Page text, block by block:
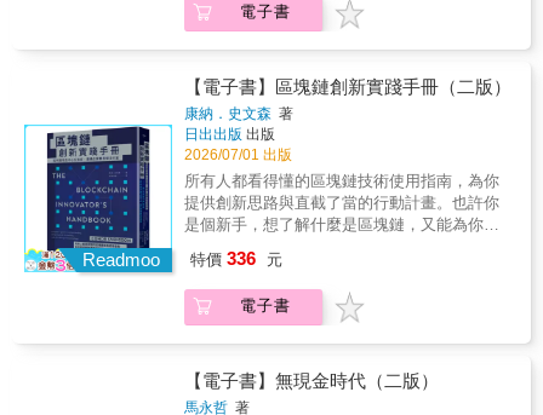
全面改變工作、教育與醫療等關鍵領域。」──
具，更能進一步放大人類潛能。這樣的願景，
與我長期推動教育民主化的理念深有共鳴。本
書也是重要的行動呼籲，邀請教育者、科技工
作者與政策制定者共同擁抱AI，打造真正讓每
個人充分發揮潛能的未來。」──薩曼•可汗
（Sal Khan）｜可汗學院創辦人暨執行長、
《AI賦能新學力》作者「邀請我們打破對AI的
恐懼與停滯，學會將AI視為一種全新的人類能
力語言。在這個未來，不斷迭代與進化，將成
（Sean White）｜Inflection AI執行長「人工智
慧究竟會成為威脅還是機會，取決於我們如何
理解與運用它。霍夫曼指出了一條清晰道路：
如何讓AI成為打造更繁榮未來的重要力量，讓
每一個人都能共享其中的成果。」──亞瑟•布魯
克斯（Arthur C. Brooks）｜哈佛大學教授、
開上市需揭露的訊息，揭開了這個共享辦公室
帝國的繁榮假象。最終，WeWork爆發了美國商
業史上最難堪的公開發行申報……作者里夫斯‧
主管、各層級員工、合作過的地主與投資人、
參與IPO的銀行家與律師，以及紐曼的友人、顧
問乃至競爭對手等等，也清楚爬梳了紐曼與投
資人之間的關係，完整揭開WeWork內部運作的
真相，帶我們見證這場足以警世的商界大案。
（更詳盡介紹可參閱目錄引文）
｜逆境中鍛鍊的領導力為什麼矽谷巨頭執行長
的長期競爭力深入豐田的DNA，看「持續改善
（Kaizen）」如何將永續目標與日常工作無縫
結合。․新加坡｜專業主義的極致實踐解析一個
無資源小島如何憑藉嚴謹的專業管理與人才培
育，打造出世界第一的航空與物流樞紐。․中國
｜陰陽平衡的高速進化剖析中國企業（如比亞
迪、騰訊、小米）如何像「陰陽」般平衡創意
與生產力，在極短學習曲線中改寫產業版圖 。
為什麼你一定要讀這本書？ 無論你是初入職
啟發：1.掌握AI與數據應用：說明如何透過新
技術降低成本、提升交付精準度。2.實踐ESG
與永續經營：將永續發展刻進營運骨子裡，而
不僅僅是發布報告。3.培養人性化領導力：附
錄中特別介紹「人性化創業精神」與「禪式行
面掌握四大驅動力： 逆分工 打破專才相依 ×
SaaL 打造數位大軍 AI買辦 說服演算法 × 具身
AI 重塑物理現實 當AI 開始改寫工作、決策與
交易規則，人類的價值該如何發揮？這不只是
對未來的叩問，更是價值的重新定價。這場洗
牌將從三個方向徹底翻轉我們的認知：  人才
定價的邏輯改寫：從依賴經驗的「晶體智
力」，轉向靈活應變的「流體智力」，成為具
備跨領域連結能力的「梳子型人才」。 商業
模式的典範轉移：戰場從說服人類轉向說服演
算法，誰能贏得 AI 自動下單的先機，誰就能掌
握新市場。 組織結構的徹底重塑：隨著資訊
透明化，管理者的價值將被重新定義，企業轉
向更靈敏、以「一人公司」為核心的變形蟲團
隊。終結萬年分工異化， 從流程螺絲釘，進化
路徑。｜專文推薦｜臺灣科技大學特聘教授 盧
希鵬｜領銜推薦｜富邦集團董事長 蔡明忠｜共
（Hermawan Kartajaya）與策略專家傑克・姆
顛覆「營運只是後勤」的舊觀念，提出以營運
為核心的「全能屋模型」（Omnihouse
Model），將企業帶入以整合力與韌性為關鍵的
競爭新局。這不僅是一本管理書，更是一套面
向2025、2030乃至未來的永續競爭力行動藍
圖。本書核心：全能屋模型與QCDS革命 作者
指出，卓越營運（Operational Excellence）是
連結「創業精神」（創意與動能）與「專業主
義」（執行與執行）的關鍵樞紐。書中進一步
義：․品質 (Quality)：不再只是標準規格，而是
持續進化的「價值影響力」。從Apple到Nike，
品質即是品牌與體驗的整合。․成本 (Cost)：不
化，如Toyota將成本管理轉化為長期價值。․交
付 (Delivery)：從預測導向進化為數據驅動的即
電子書
Readmoo
【電子書】區塊鏈創新實踐手冊（二版）
康納．史文森 著
日出出版 出版
2026/07/01 出版
所有人都看得懂的區塊鏈技術使用指南，為你
提供創新思路與直截了當的行動計畫。也許你
是個新手，想了解什麼是區塊鏈，又能為你的
管，想知道這對既有的業務會造成什麼風險，
或如何利用這項技術推動組織進步及創造新商
機？本書用容易理解的詞彙深入說明區塊鏈技
域，並探討區塊鏈技術的風險和挑戰，了解其
功用和重要之處。本書更提供實用的建議和策
特價 336 元
電子書
【電子書】無現金時代（二版）
馬永哲 著